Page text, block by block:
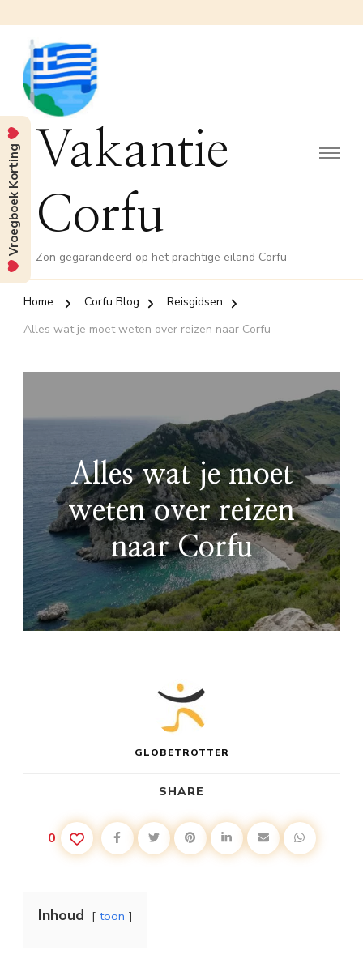
Vakantie
Corfu
Zon gegarandeerd op het prachtige eiland Corfu
Home Corfu Blog
Reisgidsen
Alles wat je moet weten over reizen naar Corfu
Alles wat je moet
weten over reizen
naar Corfu
GLOBETROTTER
SHARE
0
Inhoud toon
Vroegboek Korting